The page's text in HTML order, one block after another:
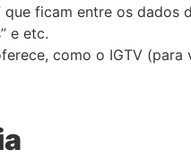
que ficam entre os
e etc.
como o IGTV